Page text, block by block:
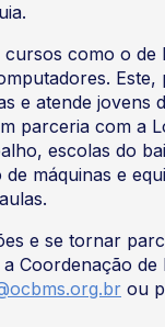
como o de
e atende jovens
parceria com a
escolas do
máquinas e
e se tornar
Coordenação
ou